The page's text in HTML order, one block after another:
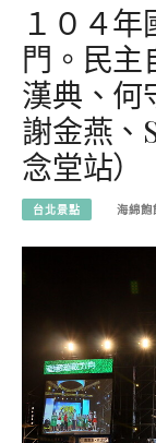
１０４
門。民主
漢典、何
謝金燕、
念堂站）
台北景點 海綿飽